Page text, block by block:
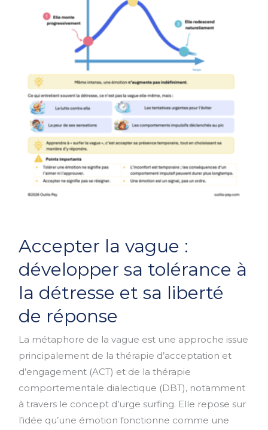
Accepter la vague :
développer sa tolérance à
la détresse et sa liberté
de réponse
La métaphore de la vague est une approche issue
principalement de la thérapie d’acceptation et
d’engagement (ACT) et de la thérapie
comportementale dialectique (DBT), notamment
à travers le concept d’urge surfing. Elle repose sur
l’idée qu’une émotion fonctionne comme une
la
vague
:
développer
sa
tolérance
à
la
détresse
et
sa
liberté